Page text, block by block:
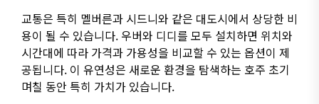
교통은 특히 멜버른과 시드니와 같은 대도시에서 상당한 비
용이 될 수 있습니다. 우버와 디디를 모두 설치하면 위치와
시간대에 따라 가격과 가용성을 비교할 수 있는 옵션이 제
공됩니다. 이 유연성은 새로운 환경을 탐색하는 호주 초기
며칠 동안 특히 가치가 있습니다.